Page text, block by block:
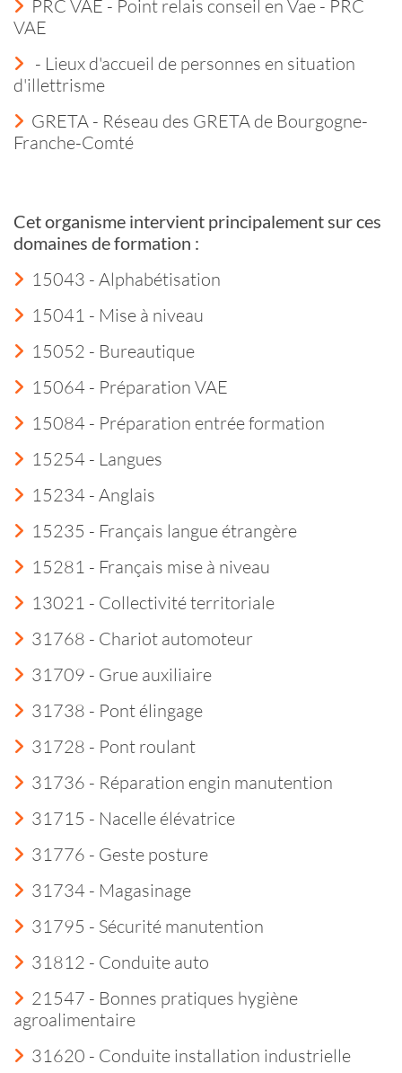
PRC VAE - Point relais conseil en Vae - PRC
VAE
- Lieux d'accueil de personnes en situation
d'illettrisme
GRETA - Réseau des GRETA de Bourgogne-
Franche-Comté
Cet organisme intervient principalement sur ces
domaines de formation :
15043 - Alphabétisation
15041 - Mise à niveau
15052 - Bureautique
15064 - Préparation VAE
15084 - Préparation entrée formation
15254 - Langues
15234 - Anglais
15235 - Français langue étrangère
15281 - Français mise à niveau
13021 - Collectivité territoriale
31768 - Chariot automoteur
31709 - Grue auxiliaire
31738 - Pont élingage
31728 - Pont roulant
31736 - Réparation engin manutention
31715 - Nacelle élévatrice
31776 - Geste posture
31734 - Magasinage
31795 - Sécurité manutention
31812 - Conduite auto
21547 - Bonnes pratiques hygiène
agroalimentaire
31620 - Conduite installation industrielle